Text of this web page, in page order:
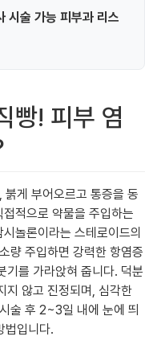
시술 가능 피부과 리스
빵! 피부 염
붉게 부어오르고 통증을 동
적으로 약물을 주입하는
놀론이라는 스테로이드의
량 주입하면 강력한 항염증
기를 가라앉혀 줍니다. 덕분
지 않고 진정되며, 심각한
술 후 2~3일 내에 눈에 띄
법입니다.